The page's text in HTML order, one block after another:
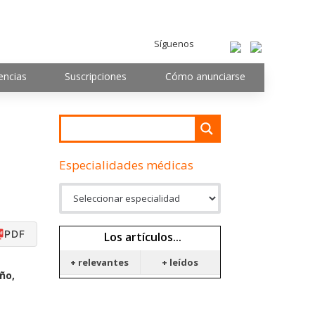
Síguenos
Suscripciones Cómo anunciarse
PDF
Especialidades médicas
Los artículos...
+ relevantes + leídos